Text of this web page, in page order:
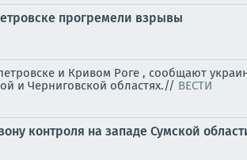
прогремели взрывы
и Кривом Роге , сообщают
и Черниговской областях.// ВЕСТИ
контроля на западе Сумской